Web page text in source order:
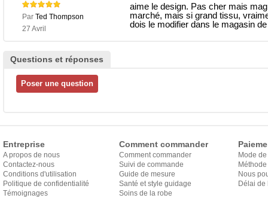
Par Ted Thompson
27 Avril
aime le design. Pas cher mais
marché, mais si grand tissu,
dois le modifier dans le magasin
Questions et réponses
Entreprise
A propos de nous
Contactez-nous
Conditions d'utilisation
Politique de confidentialité
Témoignages
Comment commander
Comment commander
Suivi de commande
Guide de mesure
Santé et style guidage
Soins de la robe
Mode
Nous
Délai de